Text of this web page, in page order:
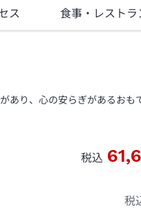
ス 食事 ・レストラ
り、心の安らぎがあるおも
税込
税